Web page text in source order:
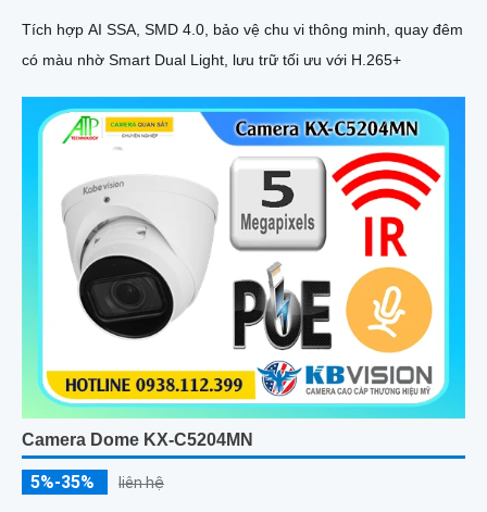
Tích hợp AI SSA, SMD 4.0, bảo vệ chu vi thông minh, quay đêm
có màu nhờ Smart Dual Light, lưu trữ tối ưu với H.265+
Camera Dome KX-C5204MN
5%-35% liên hệ